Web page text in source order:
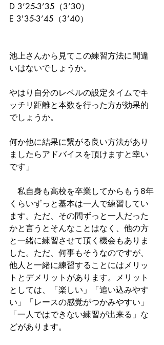
D 3’25-3’35（3’30）
E 3'35-3’45（3’40）
池上さんから見てこの練習方法に間違
いはないでしょうか。
やはり自分のレベルの設定タイムでキ
ッチリ距離と本数を行った方が効果的
でしょうか。
何か他に結果に繋がる良い方法があり
ましたらアドバイスを頂けますと幸い
です」
私自身も高校を卒業してからもう8年
くらいずっと基本は一人で練習してい
ます。ただ、その間ずっと一人だった
かと言うとそんなことはなく、他の方
と一緒に練習させて頂く機会もありま
した。ただ、何事もそうなのですが、
他人と一緒に練習することにはメリッ
トとデメリットがあります。メリット
としては、「楽しい」「追い込みやす
い」「レースの感覚がつかみやすい」
「一人ではできない練習が出来る」な
どがあります。